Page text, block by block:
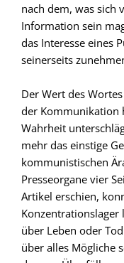
nach dem, was sich
Information sein
das Interesse eines
seinerseits
Der Wert des
der Kommunikation
Wahrheit
mehr das einstige
kommunistischen
Presseorgane vier
Artikel erschien,
Konzentrationslager
über Leben oder
über alles Mögliche